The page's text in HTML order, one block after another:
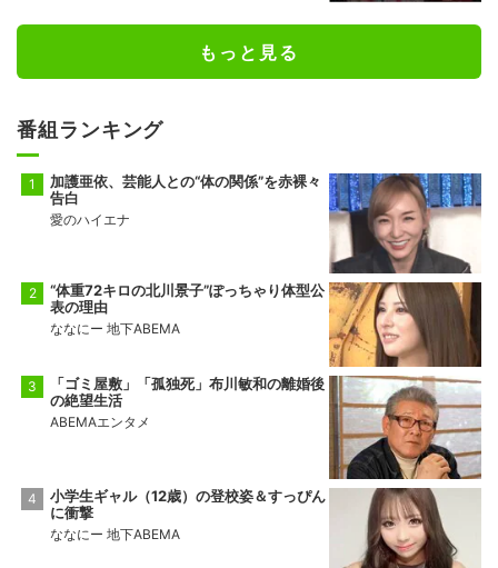
もっと見る
番組ランキング
加護亜依、芸能人との“体の関係”を赤裸々
告白
愛のハイエナ
“体重72キロの北川景子”ぽっちゃり体型公
表の理由
ななにー 地下ABEMA
「ゴミ屋敷」「孤独死」布川敏和の離婚後
の絶望生活
ABEMAエンタメ
小学生ギャル（12歳）の登校姿＆すっぴん
に衝撃
ななにー 地下ABEMA